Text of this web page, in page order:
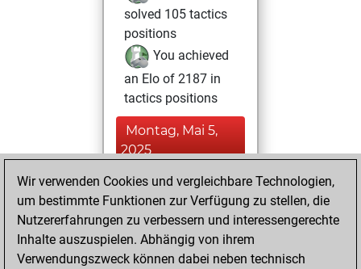
solved 105 tactics
positions
You achieved
an Elo of 2187 in
tactics positions
Montag, Mai 5,
2025
You achieved a
BeautyScore of 1
Fritz
achieved a new Elo
Wir verwenden Cookies und vergleichbare Technologien,
um bestimmte Funktionen zur Verfügung zu stellen, die
Nutzererfahrungen zu verbessern und interessengerechte
Inhalte auszuspielen. Abhängig von ihrem
Verwendungszweck können dabei neben technisch